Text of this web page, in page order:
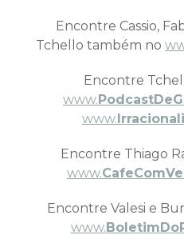
Encontre Cassio,
Tchello também no
Encontre
www.
www.
Encontre Thiago
www.
Encontre Valesi e
www.